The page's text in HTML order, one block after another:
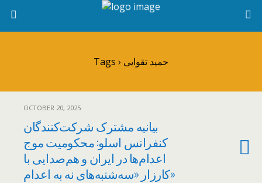
Tags › حمید تقوایی
OCTOBER 20, 2025
بیانیه مشترک شرکت‌کنندگان
کنفرانس اسلو: محکومیت موج
اعدام‌ها در ایران و هم‌صدایی با
کارزار «سه‌شنبه‌های نه به اعدام»